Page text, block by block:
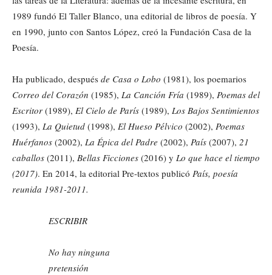
1989 fundó El Taller Blanco, una editorial de libros de poesía. Y
en 1990, junto con Santos López, creó la Fundación Casa de la
Poesía.
Ha publicado, después de Casa o Lobo (1981), los poemarios
Correo del Corazón (1985), La Canción Fría (1989), Poemas del
Escritor (1989), El Cielo de París (1989), Los Bajos Sentimientos
(1993), La Quietud (1998), El Hueso Pélvico (2002), Poemas
Huérfanos (2002), La Épica del Padre (2002), País (2007), 21
caballos (2011), Bellas Ficciones (2016) y Lo que hace el tiempo
(2017). En 2014, la editorial Pre-textos publicó País, poesía
reunida 1981-2011.
ESCRIBIR
No hay ninguna
pretensión